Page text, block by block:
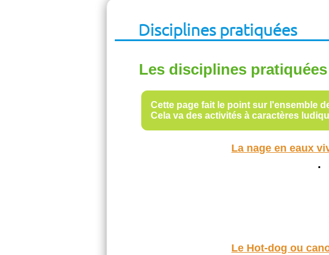
Disciplines pratiquées
Les disciplines
Cette page fait le point sur l'ensemble
Cela va des activités à caractères
La nage en eaux
Le Hot-dog ou